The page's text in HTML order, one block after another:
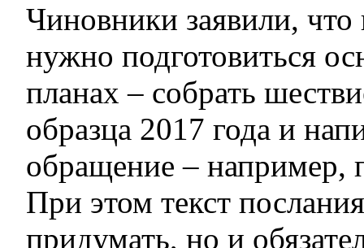
Чиновники заявили,
нужно подготовиться
планах – собрать
образца 2017 года и
обращение – например,
При этом текст
придумать, но и